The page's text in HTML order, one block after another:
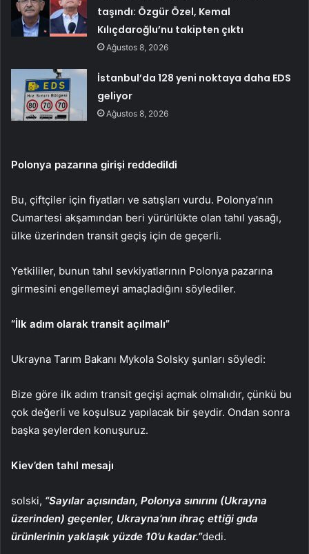
taşındı: Özgür Özel, Kemal
Kılıçdaroğlu’nu takipten çıktı
Ağustos 8, 2026
İstanbul’da 128 yeni noktaya daha EDS
geliyor
Ağustos 8, 2026
Polonya pazarına girişi reddedildi
Bu, çiftçiler için fiyatları ve satışları vurdu. Polonya’nın
Cumartesi akşamından beri yürürlükte olan tahıl yasağı,
ülke üzerinden transit geçiş için de geçerli.
Yetkililer, bunun tahıl sevkiyatlarının Polonya pazarına
girmesini engellemeyi amaçladığını söylediler.
“İlk adım olarak transit açılmalı”
Ukrayna Tarım Bakanı Mykola Solsky şunları söyledi:
Bize göre ilk adım transit geçişi açmak olmalıdır, çünkü bu
çok değerli ve koşulsuz yapılacak bir şeydir. Ondan sonra
başka şeylerden konuşuruz.
Kiev’den tahıl mesajı
solski, “Sayılar açısından, Polonya sınırını (Ukrayna
üzerinden) geçenler, Ukrayna’nın ihraç ettiği gıda
ürünlerinin yaklaşık yüzde 10’u kadar.”dedi.